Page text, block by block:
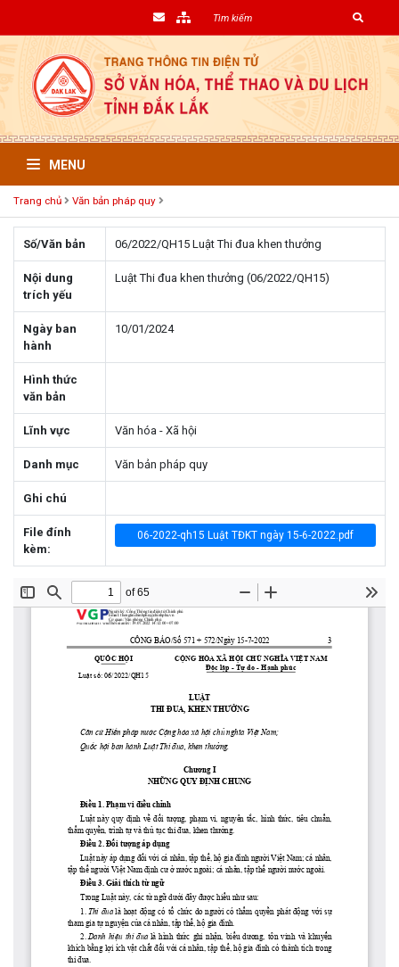
MENU
Trang chủ Văn bản pháp quy
Số/Văn bản 06/2022/QH15 Luật Thi đua khen thưởng
Nội dung
trích yếu
Luật Thi đua khen thưởng (06/2022/QH15)
Ngày ban
hành
10/01/2024
Hình thức
văn bản
Lĩnh vực Văn hóa - Xã hội
Danh mục Văn bản pháp quy
Ghi chú
File đính
kèm:
06-2022-qh15 Luật TĐKT ngày 15-6-2022.pdf